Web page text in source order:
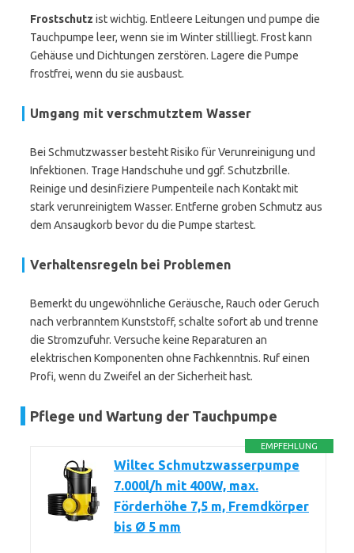
Frostschutz ist wichtig. Entleere Leitungen und pumpe die
Tauchpumpe leer, wenn sie im Winter stillliegt. Frost kann
Gehäuse und Dichtungen zerstören. Lagere die Pumpe
frostfrei, wenn du sie ausbaust.
Umgang mit verschmutztem Wasser
Bei Schmutzwasser besteht Risiko für Verunreinigung und
Infektionen. Trage Handschuhe und ggf. Schutzbrille.
Reinige und desinfiziere Pumpenteile nach Kontakt mit
stark verunreinigtem Wasser. Entferne groben Schmutz aus
dem Ansaugkorb bevor du die Pumpe startest.
Verhaltensregeln bei Problemen
Bemerkt du ungewöhnliche Geräusche, Rauch oder Geruch
nach verbranntem Kunststoff, schalte sofort ab und trenne
die Stromzufuhr. Versuche keine Reparaturen an
elektrischen Komponenten ohne Fachkenntnis. Ruf einen
Profi, wenn du Zweifel an der Sicherheit hast.
Pflege und Wartung der Tauchpumpe
EMPFEHLUNG
Wiltec Schmutzwasserpumpe
7.000l/h mit 400W, max.
Förderhöhe 7,5 m, Fremdkörper
bis Ø 5 mm